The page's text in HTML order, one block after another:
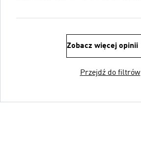
Zobacz więcej opinii
Przejdź do filtrów